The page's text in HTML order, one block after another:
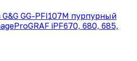
GG-PFI107M пурпурный
iPF670, 680, 685,